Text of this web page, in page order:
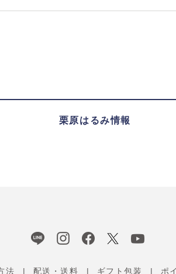
栗原はるみ情報
法 配送・送料 ギフト包装 ポ